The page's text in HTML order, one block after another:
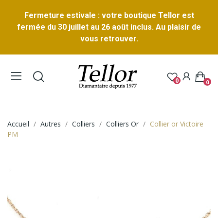
Fermeture estivale : votre boutique Tellor est
fermée du 30 juillet au 26 août inclus. Au plaisir de
vous retrouver.
0 0
Accueil Autres Colliers Colliers Or
Collier or Victoire
PM